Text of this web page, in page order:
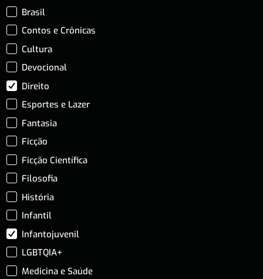
Brasil
Contos e Crônicas
Cultura
Devocional
Direito
Esportes e Lazer
Fantasia
Ficção
Ficção Científica
Filosofia
História
Infantil
Infantojuvenil
LGBTQIA+
Medicina e Saúde